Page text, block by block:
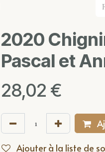
2020
Pascal et
28,02 €
Ajouter à la liste de